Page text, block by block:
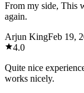
From my side, This
again.
Arjun KingFeb 19,
4.0
Quite nice
works nicely.